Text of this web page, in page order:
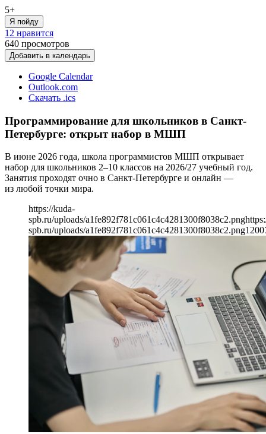
5+
Я пойду
12 нравится
640 просмотров
Добавить в календарь
Google Calendar
Outlook.com
Скачать .ics
Программирование для школьников в Санкт-
Петербурге: открыт набор в МШП
В июне 2026 года, школа программистов МШП открывает
набор для школьников 2–10 классов на 2026/27 учебный год.
Занятия проходят очно в Санкт-Петербурге и онлайн —
из любой точки мира.
https://kuda-
spb.ru/uploads/a1fe892f781c061c4c4281300f8038c2.png
spb.ru/uploads/a1fe892f781c061c4c4281300f8038c2.png1200